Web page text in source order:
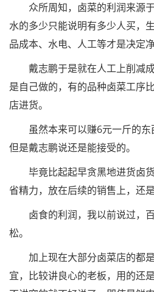
众所周知，卤菜的利润来源
水的多少只能说明有多少人买，
品成本、水电、人工等才是决定
戴志鹏于是就在人工上削减成
是自己做的，有的品种卤菜工序
店进货。
虽然本来可以赚6元一斤的东
但是戴志鹏说还是能接受的。
毕竟比起起早贪黑地进货卤
省精力，放在后续的销售上，还
卤食的利润，我以前说过，百
松。
加上现在大部分卤菜店的都
宜，比较讲良心的老板，用的还